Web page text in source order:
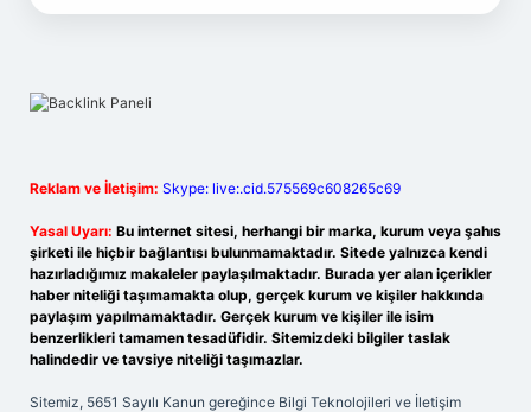
Reklam ve İletişim: Skype: live:.cid.575569c608265c69
Yasal Uyarı: Bu internet sitesi, herhangi bir marka, kurum veya şahıs
şirketi ile hiçbir bağlantısı bulunmamaktadır. Sitede yalnızca kendi
hazırladığımız makaleler paylaşılmaktadır. Burada yer alan içerikler
haber niteliği taşımamakta olup, gerçek kurum ve kişiler hakkında
paylaşım yapılmamaktadır. Gerçek kurum ve kişiler ile isim
benzerlikleri tamamen tesadüfidir. Sitemizdeki bilgiler taslak
halindedir ve tavsiye niteliği taşımazlar.
Sitemiz, 5651 Sayılı Kanun gereğince Bilgi Teknolojileri ve İletişim